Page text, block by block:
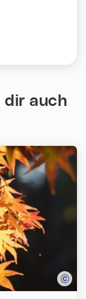
dir auch